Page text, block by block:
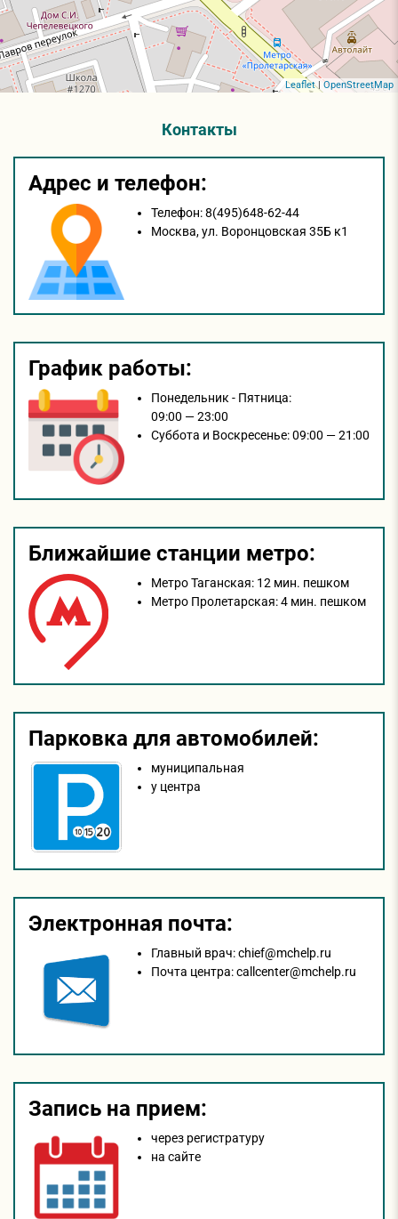
Leaflet| OpenStreetMap
Контакты
Адрес и телефон:
Телефон:8(495)648-62-44
Москва,ул. Воронцовская 35Б к1
График работы:
Понедельник - Пятница:
09:00 — 23:00
Суббота и Воскресенье:09:00 — 21:00
Ближайшие станции метро:
Метро Таганская: 12 мин. пешком
Метро Пролетарская:4 мин. пешком
Парковка для автомобилей:
муниципальная
у центра
Электронная почта:
Главный врач:chief@mchelp.ru
Почта центра:callcenter@mchelp.ru
Запись на прием:
через регистратуру
на сайтe